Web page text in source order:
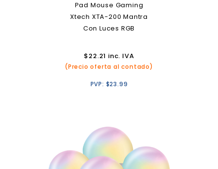
Pad Mouse Gaming
Xtech XTA-200 Mantra
Con Luces RGB
$22.21 inc. IVA
(Precio oferta al contado)
PVP: $23.99